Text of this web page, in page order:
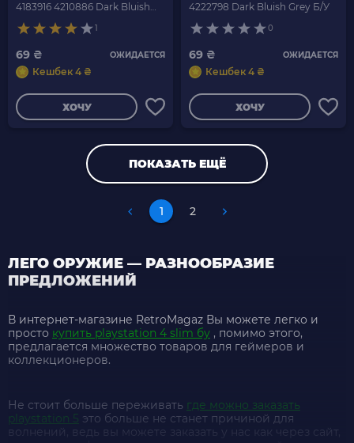
4183916 4210886 Dark Bluish
1
69 ₴ ОЖИДАЕТСЯ
Кешбек 4 ₴
ХОЧУ
4222798 Dark Bluish Grey Б/У
0
69 ₴ ОЖИДАЕТСЯ
Кешбек 4 ₴
ХОЧУ
ПОКАЗАТЬ ЕЩЁ
1 2
ЛЕГО ОРУЖИЕ — РАЗНООБРАЗИЕ
ПРЕДЛОЖЕНИЙ
В интернет-магазине RetroMagaz Вы можете легко и
просто купить playstation 4 slim бу , помимо этого,
предлагается множество товаров для геймеров и
коллекционеров.
Не стоит больше переживать где можно заказать
playstation 5 это больше не станет причиной для
волнений, ведь вы можете заказать у нас как через сайт,